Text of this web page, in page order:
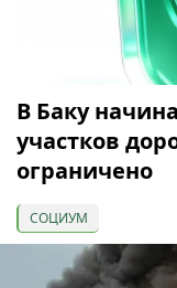
В Баку
участков
ограничено
СОЦИУМ